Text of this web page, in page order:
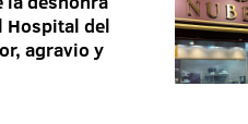
Hospital del
agravio y